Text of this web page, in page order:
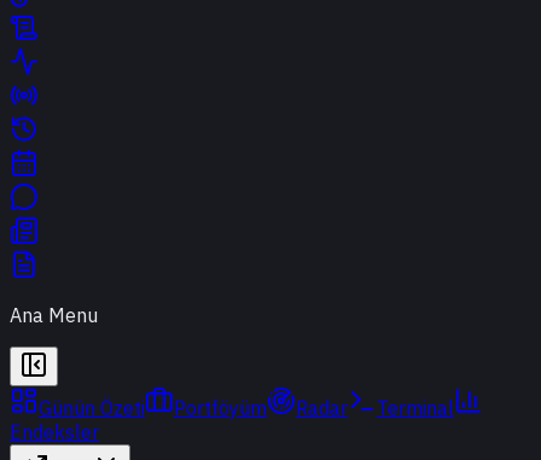
Ana Menu
Günün Özeti Portföyüm Radar
Terminal
Endeksler